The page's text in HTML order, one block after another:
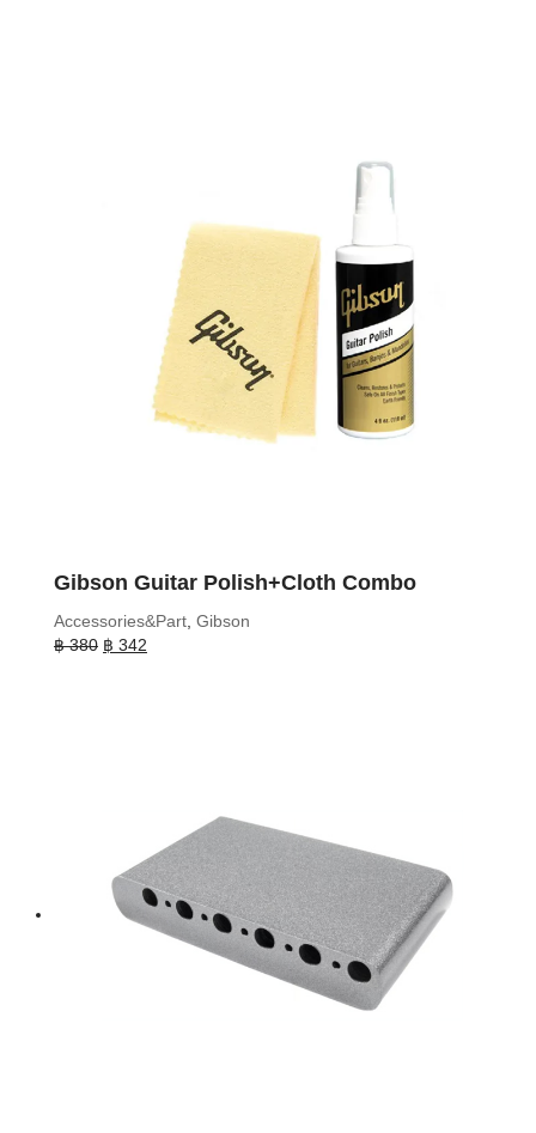
Gibson Guitar Polish+Cloth Combo
Accessories&Part, Gibson
฿380 Original
฿ 342